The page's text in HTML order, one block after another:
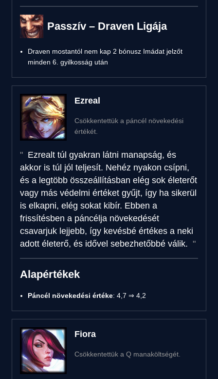
Passzív – Draven Ligája
Draven mostantól nem kap 2 bónusz Imádat jelzőt
minden 6. gyilkosság után
Ezreal
Csökkentettük a páncél növekedési
értékét.
Ezrealt túl gyakran látni manapság, és
akkor is túl jól teljesít. Nehéz nyakon csípni,
és a legtöbb összeállításban elég sok életerőt
vagy más védelmi értéket gyűjt, így ha sikerül
is elkapni, elég sokat kibír. Ebben a
frissítésben a páncélja növekedését
csavarjuk lejjebb, így kevésbé értékes a neki
adott életerő, és idővel sebezhetőbbé válik.
Alapértékek
Páncél növekedési értéke: 4,7 ⇒ 4,2
Fiora
Csökkentettük a Q manaköltségét.